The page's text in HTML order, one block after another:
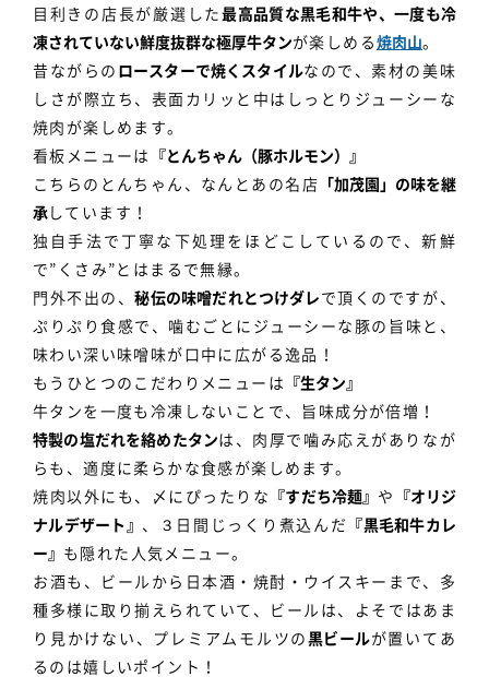
目利きの店長が厳選した最高品質な黒毛和牛や、一度も冷
凍されていない鮮度抜群な極厚牛タンが楽しめる 焼肉山。
昔ながらの ロースターで焼くスタイルなので、素材の美味
しさが際立ち、表面カリッと中はしっとりジューシーな
焼肉が楽しめます。
看板メニューは
『とんちゃん（豚ホルモン）』
こちらのとんちゃん、なんとあの名店 「加茂園」の味を継
承 しています！
独自手法で丁寧な下処理をほどこしているので、新鮮
で”くさみ”とはまるで無縁。
門外不出の、秘伝の味噌だれとつけダレ で頂くのですが、
ぷりぷり食感で、噛むごとにジューシーな豚の旨味と、
味わい深い味噌味が口中に広がる逸品！
もうひとつのこだわりメニューは
『生タン』
牛タンを一度も冷凍しないことで、旨味成分が倍増！
特製の塩だれを絡めたタンは、肉厚で噛み応えがありなが
らも、適度に柔らかな食感が楽しめます。
焼肉以外にも、〆にぴったりな
『すだち冷麺』 や
『オリジ
ナルデザート』 、３日間じっくり煮込んだ
『黒毛和牛カレ
ー』 も隠れた人気メニュー。
お酒も、ビールから日本酒・焼酎・ウイスキーまで、多
種多様に取り揃えられていて、ビールは、よそではあま
り見かけない、プレミアムモルツの黒ビールが置いてあ
るのは嬉しいポイント！